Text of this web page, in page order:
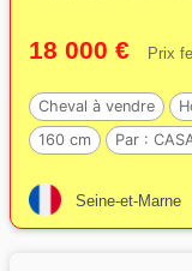
18 000 € Prix
Cheval à vendre
160 cm
Par :
Seine-et-Marne